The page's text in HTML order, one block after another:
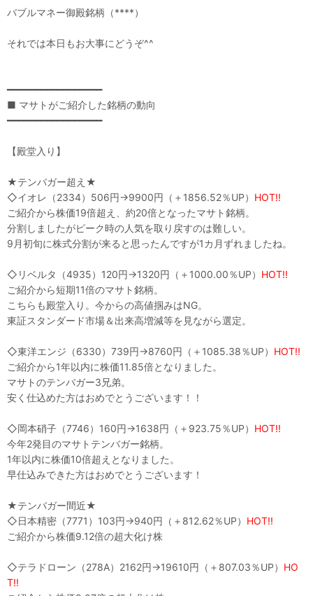
バブルマネー御殿銘柄（****）
それでは本日もお大事にどうぞ^^
━━━━━━━━━━━━━━━━━
■ マサトがご紹介した銘柄の動向
━━━━━━━━━━━━━━━━━
【殿堂入り】
★テンバガー超え★
◇イオレ（2334）506円→9900円（＋1856.52％UP） HOT!!
ご紹介から株価19倍超え、約20倍となったマサト銘柄。
分割しましたがピーク時の人気を取り戻すのは難しい。
9月初旬に株式分割が来ると思ったんですが1カ月ずれましたね。
◇リベルタ（4935）120円→1320円（＋1000.00％UP） HOT!!
ご紹介から短期11倍のマサト銘柄。
こちらも殿堂入り。今からの高値掴みはNG。
東証スタンダード市場＆出来高増減等を見ながら選定。
◇東洋エンジ（6330）739円→8760円（＋1085.38％UP） HOT!!
ご紹介から1年以内に株価11.85倍となりました。
マサトのテンバガー3兄弟。
安く仕込めた方はおめでとうございます！！
◇岡本硝子（7746）160円→1638円（＋923.75％UP） HOT!!
今年2発目のマサトテンバガー銘柄。
1年以内に株価10倍超えとなりました。
早仕込みできた方はおめでとうございます！
★テンバガー間近★
◇日本精密（7771）103円→940円（＋812.62％UP） HOT!!
ご紹介から株価9.12倍の超大化け株
◇テラドローン（278A）2162円→19610円（＋807.03％UP） HO
T!!